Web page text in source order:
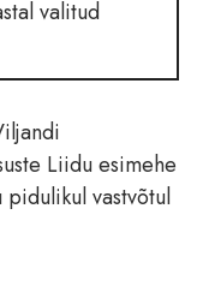
valitud
Liidu esimehe
pidulikul vastvõtul